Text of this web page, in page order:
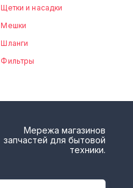
Щетки и насадки
Мешки
Шланги
Фильтры
Мережа магазинов
запчастей для бытовой
техники.